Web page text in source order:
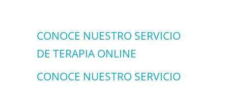
CONOCE NUESTRO SERVICIO
DE TERAPIA ONLINE
CONOCE NUESTRO SERVICIO